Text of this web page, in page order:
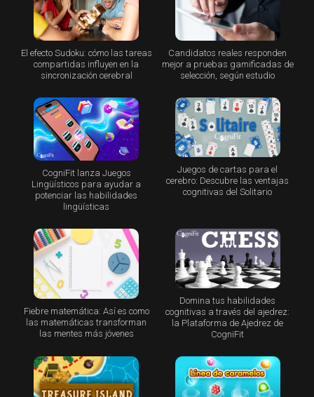
El efecto Sudoku: cómo las tareas
compartidas influyen en la
sincronización cerebral
Candidatos reales responden
mejor a pruebas gamificadas de
selección, según estudio
CogniFit lanza Juegos
Lingüísticos para ayudar a
potenciar las habilidades
lingüísticas
Juegos de cartas para el
cerebro: Descubre las ventajas
cognitivas del Solitario
Fiebre matemática: Así es como
las matemáticas transforman
las mentes más jóvenes
Domina tus habilidades
cognitivas a través del ajedrez:
la Plataforma de Ajedrez de
CogniFit